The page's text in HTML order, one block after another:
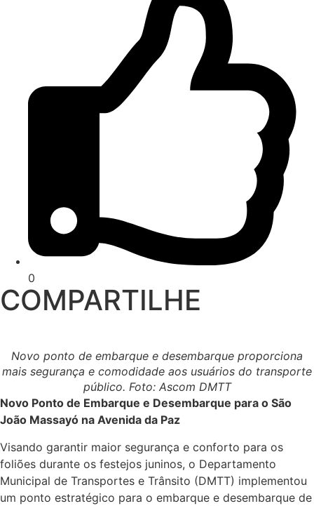
0
COMPARTILHE
Novo ponto de embarque e desembarque proporciona
mais segurança e comodidade aos usuários do transporte
público. Foto: Ascom DMTT
Novo Ponto de Embarque e Desembarque para o São
João Massayó na Avenida da Paz
Visando garantir maior segurança e conforto para os
foliões durante os festejos juninos, o Departamento
Municipal de Transportes e Trânsito (DMTT) implementou
um ponto estratégico para o embarque e desembarque de